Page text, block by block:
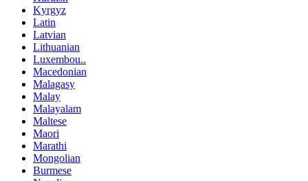
Kyrgyz
Latin
Latvian
Lithuanian
Luxembou..
Macedonian
Malagasy
Malay
Malayalam
Maltese
Maori
Marathi
Mongolian
Burmese